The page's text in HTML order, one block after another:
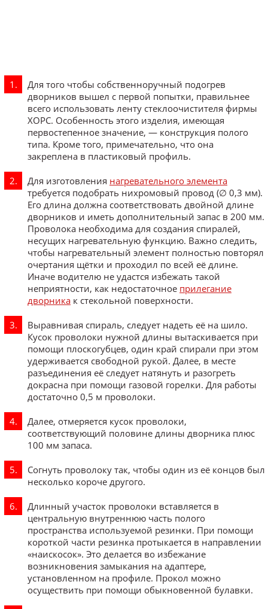
Для того чтобы собственноручный подогрев
дворников вышел с первой попытки, правильнее
всего использовать ленту стеклоочистителя фирмы
ХОРС. Особенность этого изделия, имеющая
первостепенное значение, — конструкция полого
типа. Кроме того, примечательно, что она
закреплена в пластиковый профиль.
Для изготовления нагревательного элемента
требуется подобрать нихромовый провод (∅ 0,3 мм).
Его длина должна соответствовать двойной длине
дворников и иметь дополнительный запас в 200 мм.
Проволока необходима для создания спиралей,
несущих нагревательную функцию. Важно следить,
чтобы нагревательный элемент полностью повторял
очертания щётки и проходил по всей её длине.
Иначе водителю не удастся избежать такой
неприятности, как недостаточное прилегание
дворника к стекольной поверхности.
Выравнивая спираль, следует надеть её на шило.
Кусок проволоки нужной длины вытаскивается при
помощи плоскогубцев, один край спирали при этом
удерживается свободной рукой. Далее, в месте
разъединения её следует натянуть и разогреть
докрасна при помощи газовой горелки. Для работы
достаточно 0,5 м проволоки.
Далее, отмеряется кусок проволоки,
соответствующий половине длины дворника плюс
100 мм запаса.
Согнуть проволоку так, чтобы один из её концов был
несколько короче другого.
Длинный участок проволоки вставляется в
центральную внутреннюю часть полого
пространства используемой резинки. При помощи
короткой части резинка протыкается в направлении
«наискосок». Это делается во избежание
возникновения замыкания на адаптере,
установленном на профиле. Прокол можно
осуществить при помощи обыкновенной булавки.